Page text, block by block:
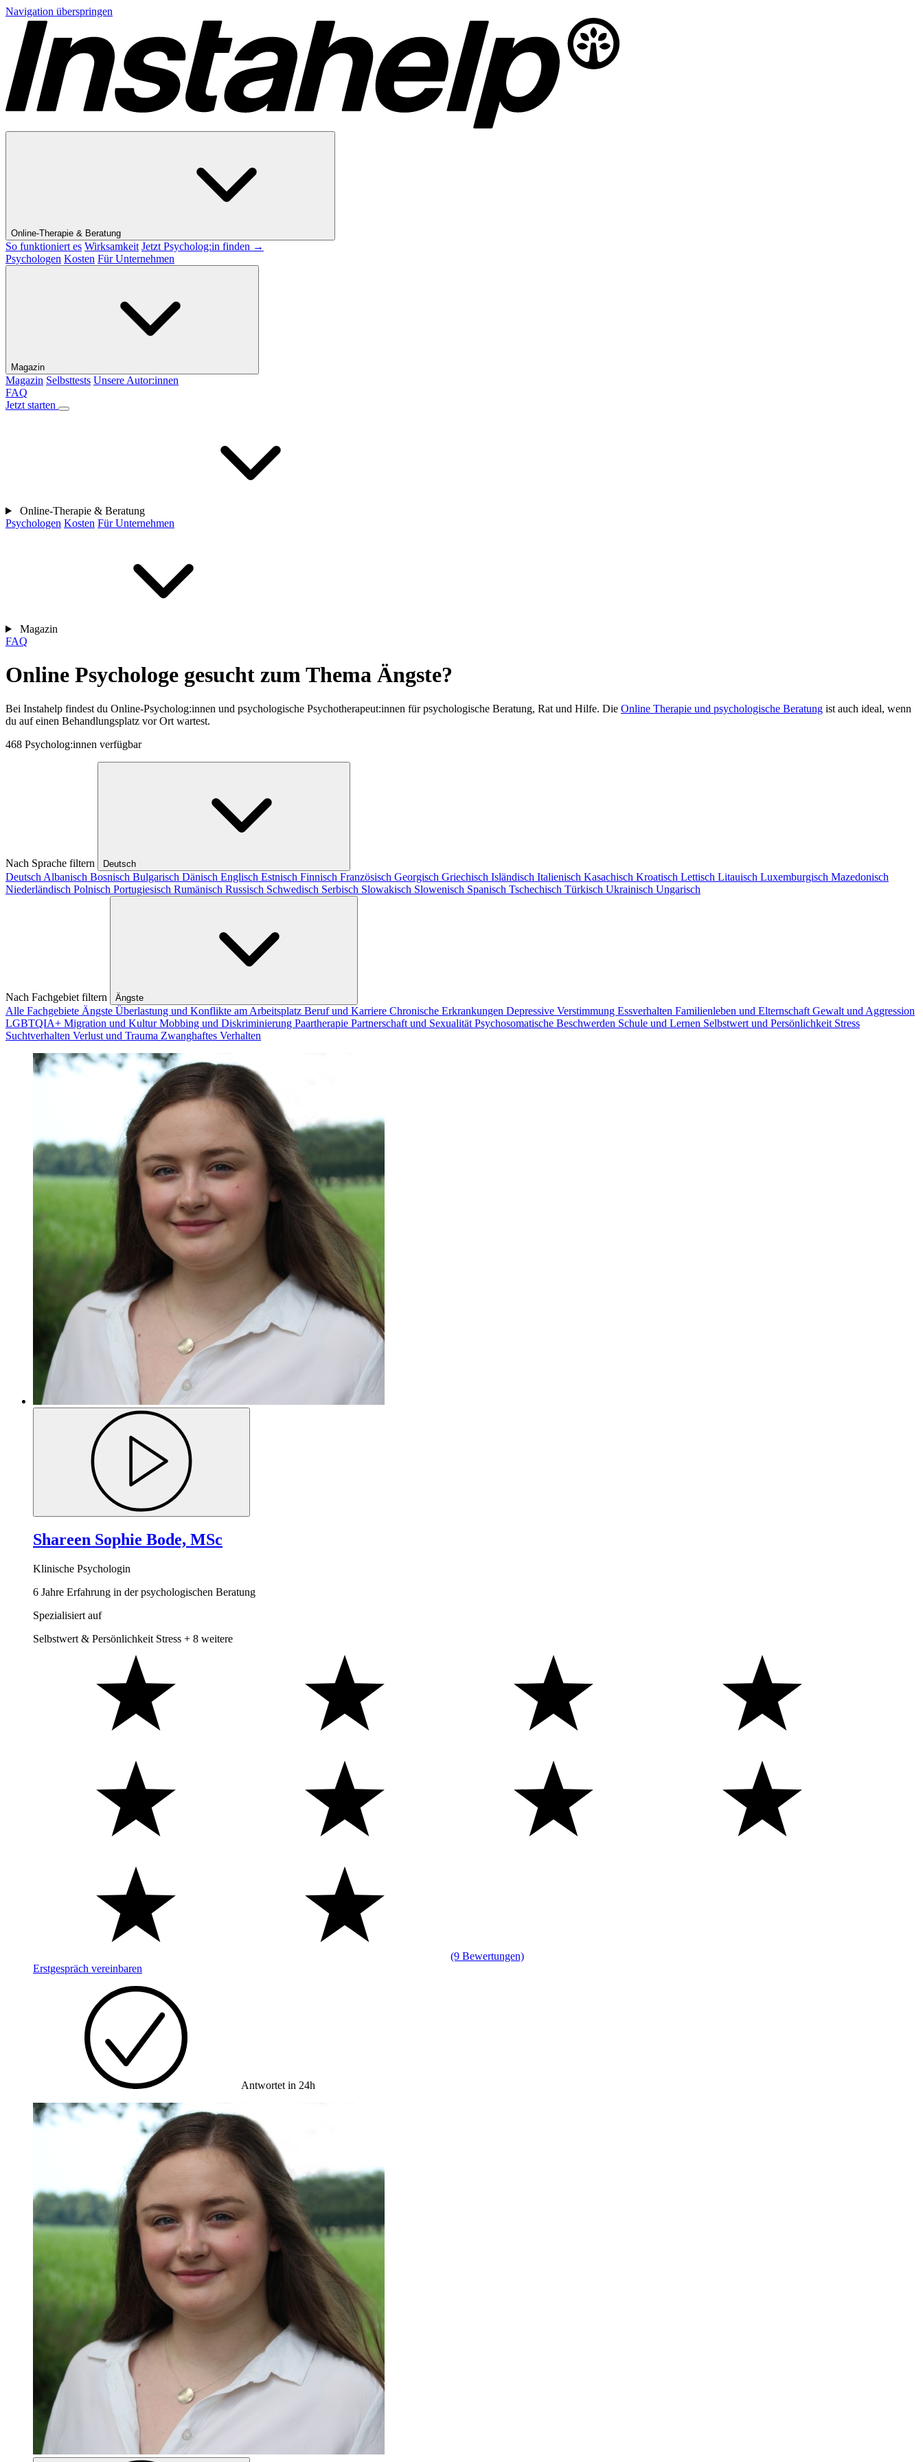
Navigation überspringen
Online-Therapie & Beratung
So funktioniert es Wirksamkeit Jetzt Psycholog:in finden →
Psychologen Kosten Für Unternehmen
Magazin
Magazin Selbsttests Unsere Autor:innen
FAQ
Jetzt starten
Online-Therapie & Beratung
Psychologen Kosten Für Unternehmen
Magazin
FAQ
Online Psychologe gesucht zum Thema Ängste?
Bei Instahelp findest du Online-Psycholog:innen und psychologische Psychotherapeut:innen für psychologische Beratung, Rat und Hilfe. Die Online Therapie und psychologische Beratung ist auch ideal, wenn
du auf einen Behandlungsplatz vor Ort wartest.
468 Psycholog:innen verfügbar
Nach Sprache filtern Deutsch
Deutsch Albanisch Bosnisch Bulgarisch Dänisch Englisch Estnisch Finnisch Französisch Georgisch Griechisch Isländisch Italienisch Kasachisch Kroatisch Lettisch Litauisch Luxemburgisch Mazedonisch
Niederländisch Polnisch Portugiesisch Rumänisch Russisch Schwedisch Serbisch Slowakisch Slowenisch Spanisch Tschechisch Türkisch Ukrainisch Ungarisch
Nach Fachgebiet filtern Ängste
Alle Fachgebiete Ängste Überlastung und Konflikte am Arbeitsplatz Beruf und Karriere Chronische Erkrankungen Depressive Verstimmung Essverhalten Familienleben und Elternschaft Gewalt und Aggression
LGBTQIA+ Migration und KulturMobbing und Diskriminierung Paartherapie Partnerschaft und Sexualität Psychosomatische Beschwerden Schule und Lernen Selbstwert und Persönlichkeit Stress
Suchtverhalten Verlust und Trauma Zwanghaftes Verhalten
Shareen Sophie Bode, MSc
Klinische Psychologin
6 Jahre Erfahrung in der psychologischen Beratung
Spezialisiert auf
Selbstwert & Persönlichkeit Stress + 8 weitere
(9 Bewertungen)
Erstgespräch vereinbaren
Antwortet in 24h